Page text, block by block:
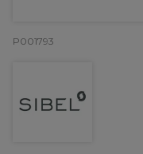
P001793